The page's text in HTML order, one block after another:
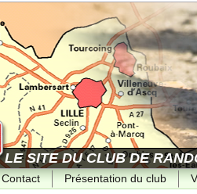
LE SITE DU CLUB DE
Contact Présentation du club